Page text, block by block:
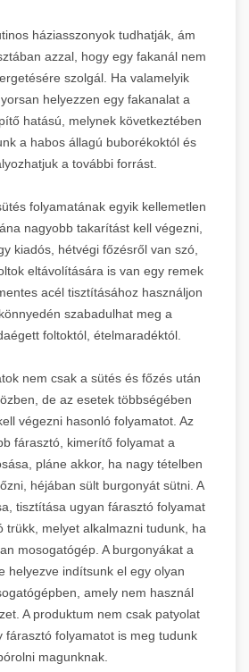
háziasszonyok tudhatják, ám
azzal, hogy egy fakanál nem
szolgál. Ha valamelyik
helyezzen egy fakanalat a
hatású, melynek következtében
a habos állagú buborékoktól és
a további forrást.
folyamatának egyik kellemetlen
nagyobb takarítást kell végezni,
kiadós, hétvégi főzésről van szó,
eltávolítására is van egy remek
acél tisztításához használjon
szabadulhat meg a
foltoktól, ételmaradéktól.
nem csak a sütés és főzés után
de az esetek többségében
végezni hasonló folyamatot. Az
fárasztó, kimerítő folyamat a
pláne akkor, ha nagy tételben
héjában sült burgonyát sütni. A
tisztítása ugyan fárasztó folyamat
trükk, melyet alkalmazni tudunk, ha
mosogatógép. A burgonyákat a
helyezve indítsunk el egy olyan
amely nem használ
A produktum nem csak patyolat
fárasztó folyamatot is meg tudunk
magunknak.